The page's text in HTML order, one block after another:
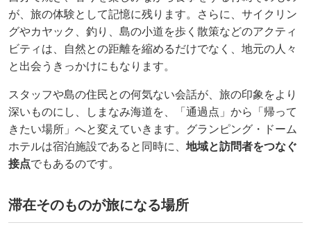
が、旅の体験として記憶に残ります。さらに、サイクリン
グやカヤック、釣り、島の小道を歩く散策などのアクティ
ビティは、自然との距離を縮めるだけでなく、地元の人々
と出会うきっかけにもなります。
スタッフや島の住民との何気ない会話が、旅の印象をより
深いものにし、しまなみ海道を、「通過点」から「帰って
きたい場所」へと変えていきます。グランピング・ドーム
ホテルは宿泊施設であると同時に、 地域と訪問者をつなぐ
接点でもあるのです。
滞在そのものが旅になる場所